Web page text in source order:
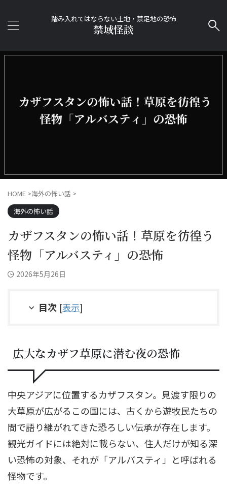
踏み入れてはならない土地・禁足地の恐怖
禁域怪談
HOME >海外の怖い話 >
海外の怖い話
カザフスタンの怖い話！草原を彷徨う
怪物「アルバスティ」の恐怖
2026年5月26日
目次 [表示]
広大なカザフ草原に潜む夜の恐怖
中央アジアに位置するカザフスタン。見渡す限りの
大草原が広がるこの国には、古くから遊牧民たちの
間で語り継がれてきた恐ろしい伝承が存在します。
観光ガイドには絶対に載らない、住人だけが知る深
い恐怖の対象、それが「アルバスティ」と呼ばれる
怪物です。